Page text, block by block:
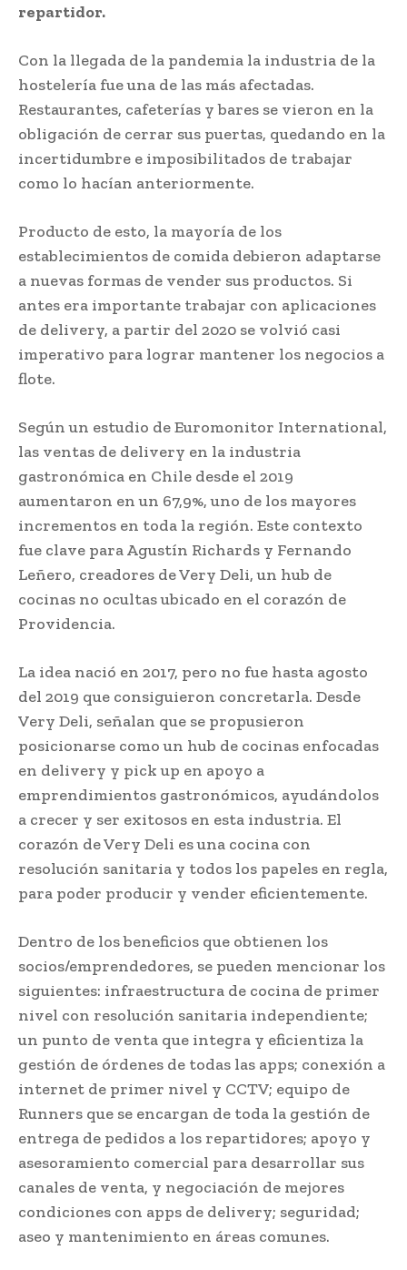
repartidor.
Con la llegada de la pandemia la industria de la
hostelería fue una de las más afectadas.
Restaurantes, cafeterías y bares se vieron en la
obligación de cerrar sus puertas, quedando en la
incertidumbre e imposibilitados de trabajar
como lo hacían anteriormente.
Producto de esto, la mayoría de los
establecimientos de comida debieron adaptarse
a nuevas formas de vender sus productos. Si
antes era importante trabajar con aplicaciones
de delivery, a partir del 2020 se volvió casi
imperativo para lograr mantener los negocios a
flote.
Según un estudio de Euromonitor International,
las ventas de delivery en la industria
gastronómica en Chile desde el 2019
aumentaron en un 67,9%, uno de los mayores
incrementos en toda la región. Este contexto
fue clave para Agustín Richards y Fernando
Leñero, creadores de Very Deli, un hub de
cocinas no ocultas ubicado en el corazón de
Providencia.
La idea nació en 2017, pero no fue hasta agosto
del 2019 que consiguieron concretarla. Desde
Very Deli, señalan que se propusieron
posicionarse como un hub de cocinas enfocadas
en delivery y pick up en apoyo a
emprendimientos gastronómicos, ayudándolos
a crecer y ser exitosos en esta industria. El
corazón de Very Deli es una cocina con
resolución sanitaria y todos los papeles en regla,
para poder producir y vender eficientemente.
Dentro de los beneficios que obtienen los
socios/emprendedores, se pueden mencionar los
siguientes: infraestructura de cocina de primer
nivel con resolución sanitaria independiente;
un punto de venta que integra y eficientiza la
gestión de órdenes de todas las apps; conexión a
internet de primer nivel y CCTV; equipo de
Runners que se encargan de toda la gestión de
entrega de pedidos a los repartidores; apoyo y
asesoramiento comercial para desarrollar sus
canales de venta, y negociación de mejores
condiciones con apps de delivery; seguridad;
aseo y mantenimiento en áreas comunes.